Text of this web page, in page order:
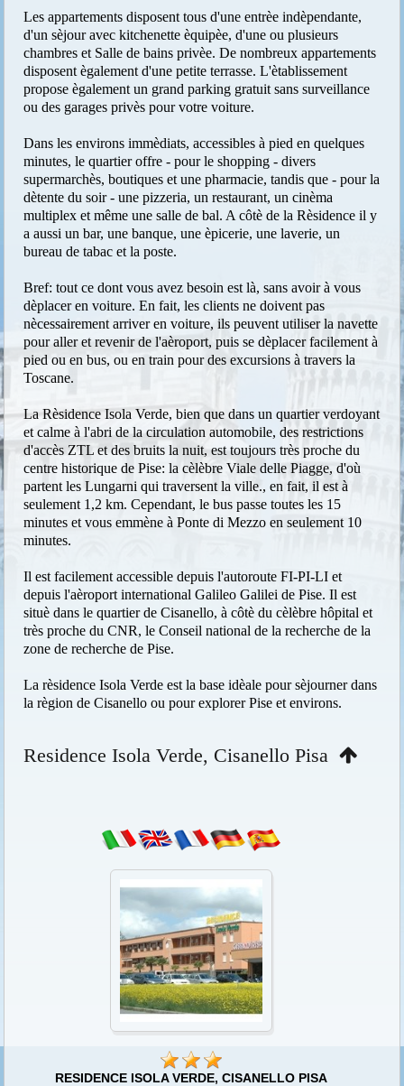
Les appartements disposent tous d'une entrèe indèpendante,
d'un sèjour avec kitchenette èquipèe, d'une ou plusieurs
chambres et Salle de bains privèe. De nombreux appartements
disposent ègalement d'une petite terrasse. L'ètablissement
propose ègalement un grand parking gratuit sans surveillance
ou des garages privès pour votre voiture.
Dans les environs immèdiats, accessibles à pied en quelques
minutes, le quartier offre - pour le shopping - divers
supermarchès, boutiques et une pharmacie, tandis que - pour la
dètente du soir - une pizzeria, un restaurant, un cinèma
multiplex et même une salle de bal. A côtè de la Rèsidence il y
a aussi un bar, une banque, une èpicerie, une laverie, un
bureau de tabac et la poste.
Bref: tout ce dont vous avez besoin est là, sans avoir à vous
dèplacer en voiture. En fait, les clients ne doivent pas
nècessairement arriver en voiture, ils peuvent utiliser la navette
pour aller et revenir de l'aèroport, puis se dèplacer facilement à
pied ou en bus, ou en train pour des excursions à travers la
Toscane.
La Rèsidence Isola Verde, bien que dans un quartier verdoyant
et calme à l'abri de la circulation automobile, des restrictions
d'accès ZTL et des bruits la nuit, est toujours très proche du
centre historique de Pise: la cèlèbre Viale delle Piagge, d'où
partent les Lungarni qui traversent la ville., en fait, il est à
seulement 1,2 km. Cependant, le bus passe toutes les 15
minutes et vous emmène à Ponte di Mezzo en seulement 10
minutes.
Il est facilement accessible depuis l'autoroute FI-PI-LI et
depuis l'aèroport international Galileo Galilei de Pise. Il est
situè dans le quartier de Cisanello, à côtè du cèlèbre hôpital et
très proche du CNR, le Conseil national de la recherche de la
zone de recherche de Pise.
La rèsidence Isola Verde est la base idèale pour sèjourner dans
la règion de Cisanello ou pour explorer Pise et environs.
Residence Isola Verde, Cisanello Pisa
RESIDENCE ISOLA VERDE, CISANELLO PISA